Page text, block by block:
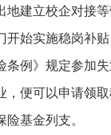
建立校企对接
始实施稳岗补
例》规定参加
便可以申请领
基金列支。